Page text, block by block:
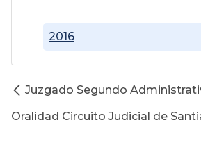
2016
Juzgado Segundo
Oralidad Circuito Judicial de